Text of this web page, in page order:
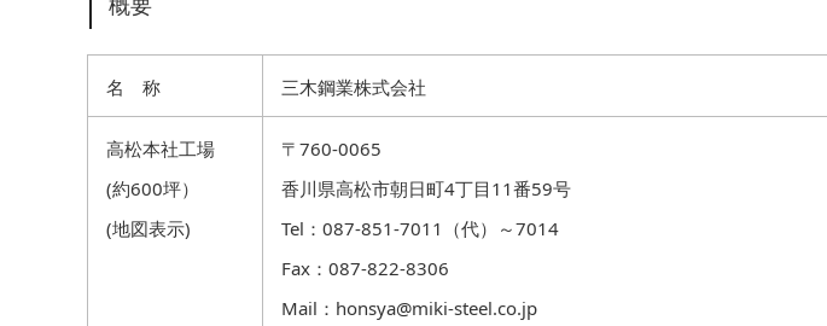
名 称 三木鋼業株式会社
高松本社工場
(約600坪）
(地図表示)
〒760-0065
香川県高松市朝日町4丁目11番59号
Tel：087-851-7011（代）～7014
Fax：087-822-8306
Mail： honsya@miki-steel.co.jp